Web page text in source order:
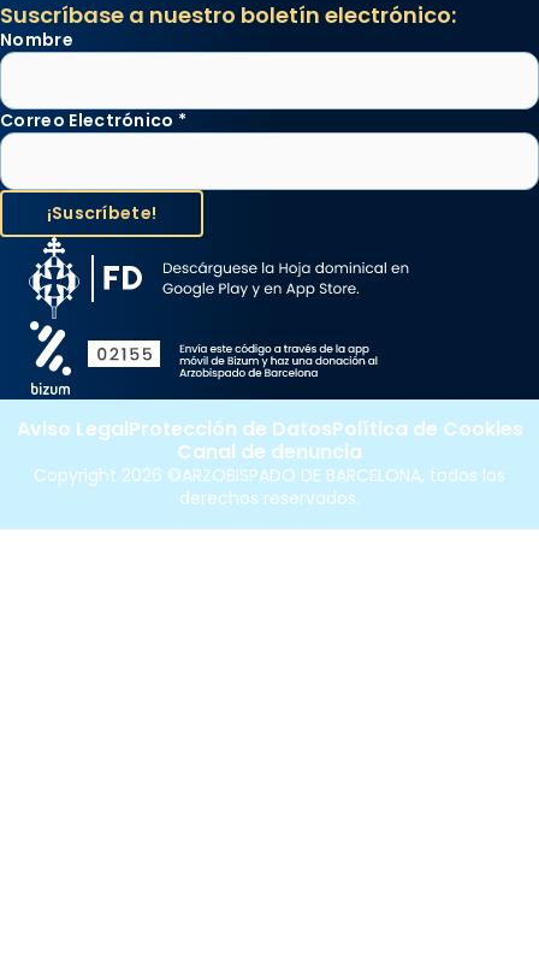
Suscríbase a nuestro boletín electrónico:
Nombre
Correo Electrónico *
Copyright 2026 ©ARZOBISPADO DE BARCELONA, todos los
derechos reservados.
Aviso LegalProtección de DatosPolítica de Cookies
Canal de denuncia